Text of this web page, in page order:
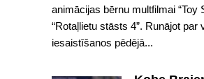
animācijas bērnu multfilmai “Toy
“Rotaļlietu stāsts 4”. Runājot par
iesaistīšanos pēdējā...